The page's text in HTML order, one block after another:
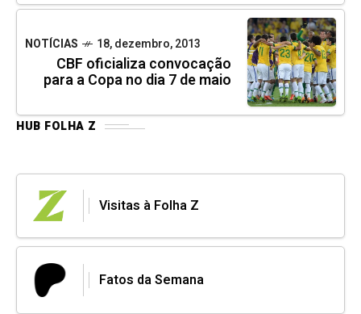
NOTÍCIAS 18, dezembro, 2013
CBF oficializa convocação
para a Copa no dia 7 de maio
HUB FOLHA Z
Visitas à Folha Z
Fatos da Semana